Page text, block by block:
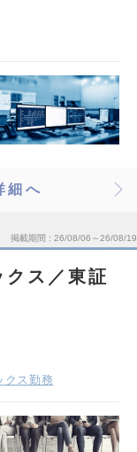
細へ
掲載期間 26/08/06～26/08/19
ス／東証
クス勤務